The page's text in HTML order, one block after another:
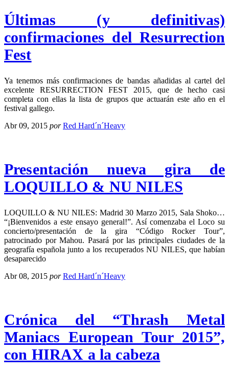
Últimas (y definitivas)
confirmaciones del Resurrection
Fest
Ya tenemos más confirmaciones de bandas añadidas al cartel del
excelente RESURRECTION FEST 2015, que de hecho casi
completa con ellas la lista de grupos que actuarán este año en el
festival gallego.
Abr 09, 2015 por Red Hard´n´Heavy
Presentación nueva gira de
LOQUILLO & NU NILES
LOQUILLO & NU NILES: Madrid 30 Marzo 2015, Sala Shoko…
“¡Bienvenidos a este ensayo general!”. Así comenzaba el Loco su
concierto/presentación de la gira “Código Rocker Tour”,
patrocinado por Mahou. Pasará por las principales ciudades de la
geografía española junto a los recuperados NU NILES, que habían
desaparecido
Abr 08, 2015 por Red Hard´n´Heavy
Crónica del “Thrash Metal
Maniacs European Tour 2015”,
con HIRAX a la cabeza